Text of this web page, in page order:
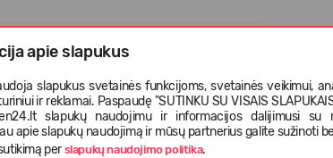
apie slapukus
slapukus svetainės funkcijoms, svetainės veikimui,
ir reklamai. Paspaudę "SUTINKU SU VISAIS
slapukų naudojimu ir informacijos dalijimusi su
apie slapukų naudojimą ir mūsų partnerius galite sužinoti
perslapukų naudojimo politika.
Panašios prekės